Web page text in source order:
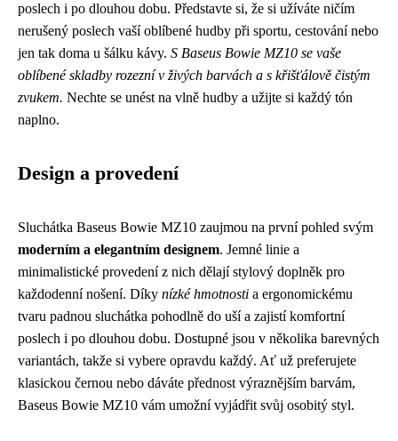
poslech i po dlouhou dobu. Představte si, že si užíváte ničím
nerušený poslech vaší oblíbené hudby při sportu, cestování nebo
jen tak doma u šálku kávy. S Baseus Bowie MZ10 se vaše
oblíbené skladby rozezní v živých barvách a s křišťálově čistým
zvukem. Nechte se unést na vlně hudby a užijte si každý tón
naplno.
Design a provedení
Sluchátka Baseus Bowie MZ10 zaujmou na první pohled svým
moderním a elegantním designem. Jemné linie a
minimalistické provedení z nich dělají stylový doplněk pro
každodenní nošení. Díky nízké hmotnosti a ergonomickému
tvaru padnou sluchátka pohodlně do uší a zajistí komfortní
poslech i po dlouhou dobu. Dostupné jsou v několika barevných
variantách, takže si vybere opravdu každý. Ať už preferujete
klasickou černou nebo dáváte přednost výraznějším barvám,
Baseus Bowie MZ10 vám umožní vyjádřit svůj osobitý styl.